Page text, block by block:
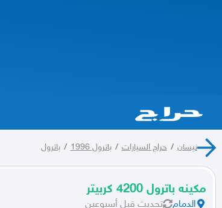
نيسان / حراج السيارات / باترول 1996 / باترول
مكينه باترول 4200 كربيتر
الدمام تحديث قبل أسبوعين